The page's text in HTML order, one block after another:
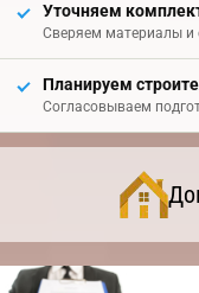
Уточняем
Сверяем материалы и
Планируем
Согласовываем